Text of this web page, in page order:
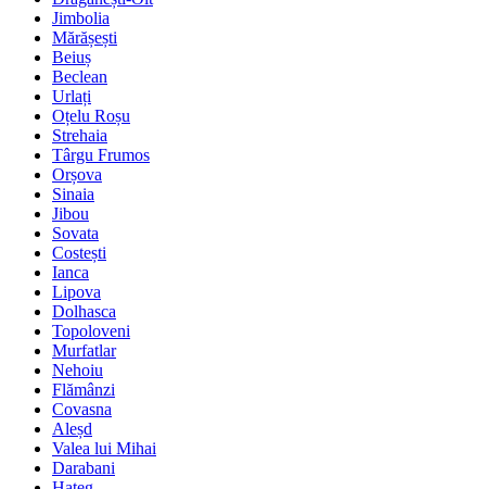
Jimbolia
Mărășești
Beiuș
Beclean
Urlați
Oțelu Roșu
Strehaia
Târgu Frumos
Orșova
Sinaia
Jibou
Sovata
Costești
Ianca
Lipova
Dolhasca
Topoloveni
Murfatlar
Nehoiu
Flămânzi
Covasna
Aleșd
Valea lui Mihai
Darabani